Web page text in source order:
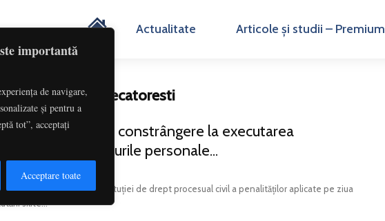
importantă
de navigare,
și pentru a
tot”, acceptați
Acceptare toate
H
m
Actualitate Articole și studii – Premium
Hotararilor Judecatoresti
ca mijloc de constrângere la executarea
privind legăturile personale...
în vedere analizarea instituției de drept procesual civil a penalităților aplicate pe ziua
silite...